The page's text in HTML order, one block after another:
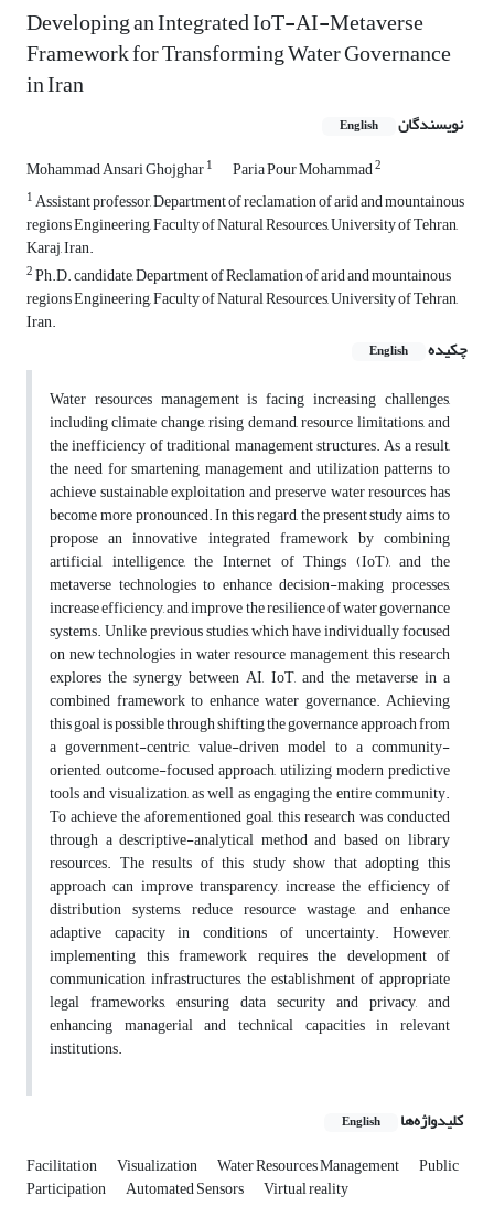
Developing an Integrated IoT-AI-Metaverse
Framework for Transforming Water Governance
in Iran
نویسندگان English
Mohammad Ansari Ghojghar1 Paria Pour Mohammad2
1Assistant professor, Department of reclamation of arid and mountainous
regions Engineering, Faculty of Natural Resources, University of Tehran,
Karaj, Iran.
2Ph.D. candidate, Department of Reclamation of arid and mountainous
regions Engineering, Faculty of Natural Resources, University of Tehran,
Iran.
چکیده
English
Water resources management is facing increasing challenges,
including climate change, rising demand, resource limitations, and
the inefficiency of traditional management structures. As a result,
the need for smartening management and utilization patterns to
achieve sustainable exploitation and preserve water resources has
become more pronounced. In this regard, the present study aims to
propose an innovative integrated framework by combining
artificial intelligence, the Internet of Things (IoT), and the
metaverse technologies to enhance decision-making processes,
increase efficiency, and improve the resilience of water governance
systems. Unlike previous studies, which have individually focused
on new technologies in water resource management, this research
explores the synergy between AI, IoT, and the metaverse in a
combined framework to enhance water governance. Achieving
this goal is possible through shifting the governance approach from
a government-centric, value-driven model to a community-
oriented, outcome-focused approach, utilizing modern predictive
tools and visualization, as well as engaging the entire community.
To achieve the aforementioned goal, this research was conducted
through a descriptive-analytical method and based on library
resources. The results of this study show that adopting this
approach can improve transparency, increase the efficiency of
distribution systems, reduce resource wastage, and enhance
adaptive capacity in conditions of uncertainty. However,
implementing this framework requires the development of
communication infrastructures, the establishment of appropriate
legal frameworks, ensuring data security and privacy, and
enhancing managerial and technical capacities in relevant
institutions.
کلیدواژه‌ها English
Facilitation Visualization Water Resources Management Public
Participation Automated Sensors Virtual reality